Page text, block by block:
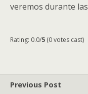
veremos durante
Rating: 0.0/5 (0 votes cast)
Previous Post